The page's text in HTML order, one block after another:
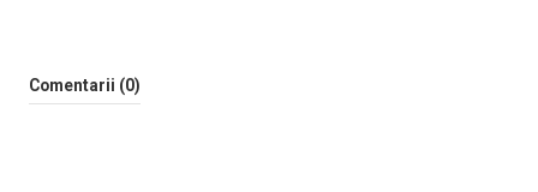
Comentarii (0)